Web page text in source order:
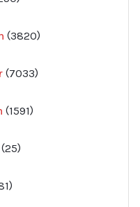
produkter
3820
produkter
7033
produkter
1591
produkter
25
produkter
produkter